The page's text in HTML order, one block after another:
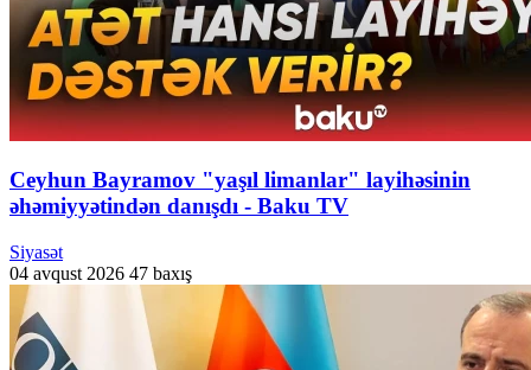
Ceyhun Bayramov "yaşıl limanlar" layihəsinin
əhəmiyyətindən danışdı - Baku TV
Siyasət
04 avqust 2026 47 baxış